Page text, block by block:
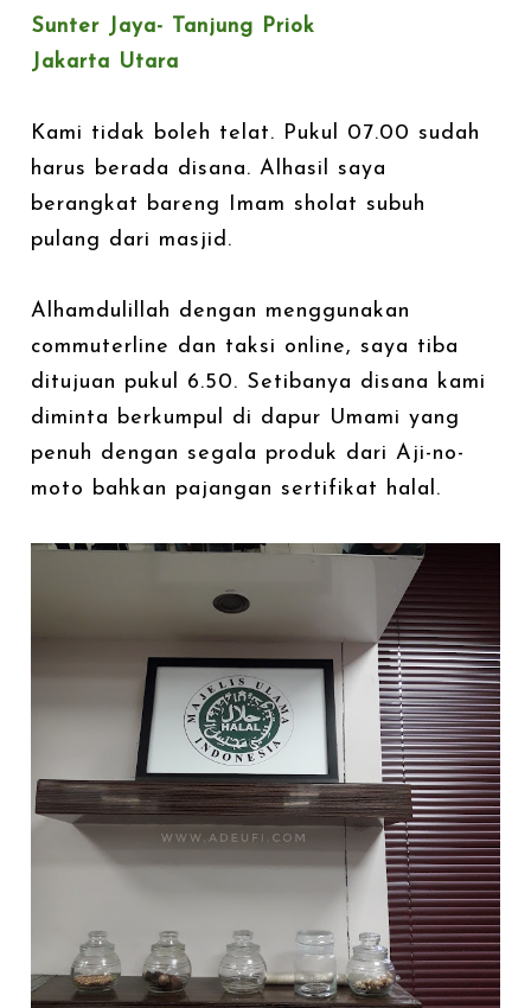
Sunter Jaya- Tanjung Priok
Jakarta Utara
Kami tidak boleh telat. Pukul 07.00 sudah
harus berada disana. Alhasil saya
berangkat bareng Imam sholat subuh
pulang dari masjid.
Alhamdulillah dengan menggunakan
commuterline dan taksi online, saya tiba
ditujuan pukul 6.50. Setibanya disana kami
diminta berkumpul di dapur Umami yang
penuh dengan segala produk dari Aji-no-
moto bahkan pajangan sertifikat halal.